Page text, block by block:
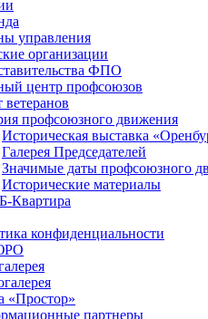
управления
организации
ФПО
центр профсоюзов
ветеранов
профсоюзного движения
Историческая выставка
Галерея Председателей
Значимые даты профсоюзного
Исторические материалы
Квартира
конфиденциальности
«Простор»
партнеры